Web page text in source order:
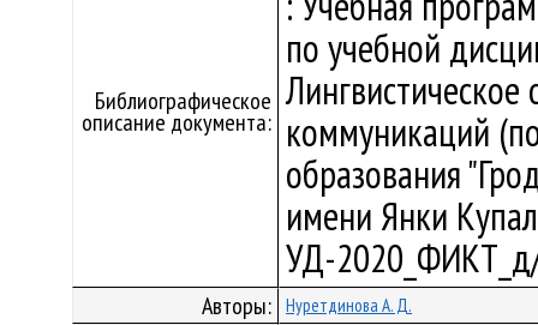
Библиографическое
описание документа:
по учебной
коммуникаций
образования
имени Янки
УД-
Авторы: Нуретдинова А. Д.